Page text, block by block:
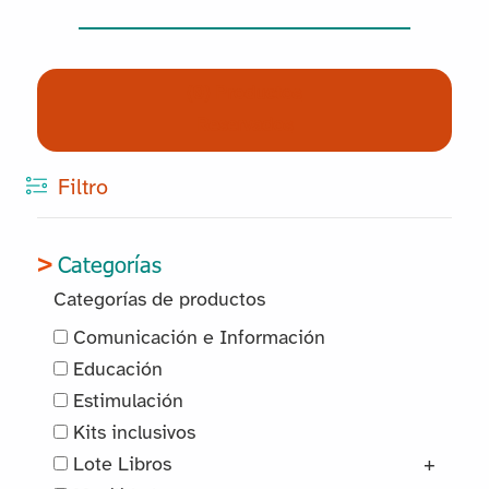
Filtro
Categorías
Categorías de productos
Comunicación e Información
Educación
Estimulación
Kits inclusivos
Lote Libros
+